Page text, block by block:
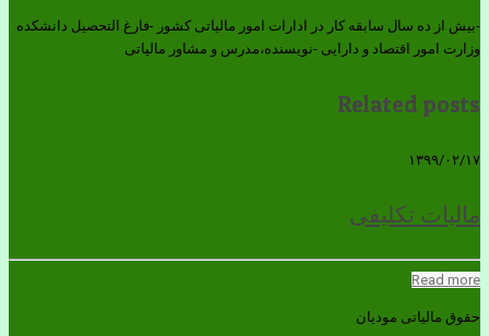
-بیش از ده سال سابقه کار در ادارات امور مالیاتی کشور -فارغ التحصیل دانشکده
وزارت امور اقتصاد و دارایی -نویسنده،مدرس و مشاور مالیاتی
Related posts
۱۳۹۹/۰۲/۱۷
مالیات تکلیفی
Read more
حقوق مالیاتی مودیان